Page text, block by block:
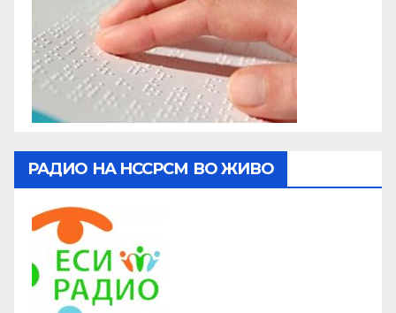
РАДИО НА НССРСМ ВО ЖИВО